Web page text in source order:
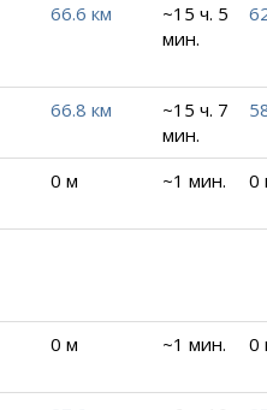
66.6 км
~15 ч. 5
мин.
66.8 км
~15 ч. 7
мин.
0 м ~1 мин. 0
0 м ~1 мин. 0